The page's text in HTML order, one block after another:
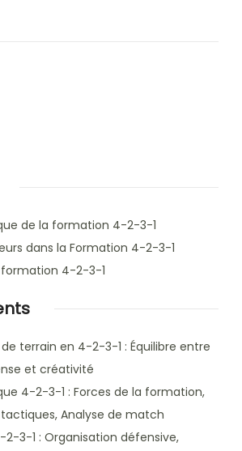
de la formation 4-2-3-1
dans la Formation 4-2-3-1
4-2-3-1
terrain en 4-2-3-1 : Équilibre entre
et créativité
4-2-3-1 : Forces de la formation,
Analyse de match
2-3-1 : Organisation défensive,